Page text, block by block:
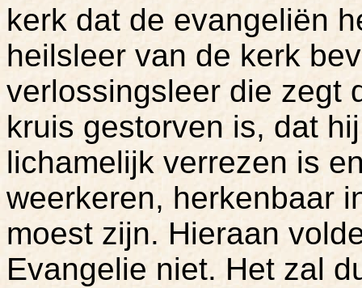
kerk dat de evangeliën
heilsleer van de kerk
verlossingsleer die zegt
kruis gestorven is, dat
lichamelijk verrezen is
weerkeren, herkenbaar
moest zijn. Hieraan
Evangelie niet. Het zal